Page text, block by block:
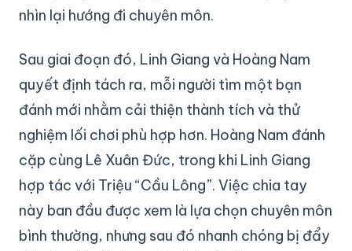
nhìn lại hướng đi chuyên môn.
Sau giai đoạn đó, Linh Giang và Hoàng Nam
quyết định tách ra, mỗi người tìm một bạn
đánh mới nhằm cải thiện thành tích và thử
nghiệm lối chơi phù hợp hơn. Hoàng Nam đánh
cặp cùng Lê Xuân Đức, trong khi Linh Giang
hợp tác với Triệu “Cầu Lông”. Việc chia tay
này ban đầu được xem là lựa chọn chuyên môn
bình thường, nhưng sau đó nhanh chóng bị đẩy